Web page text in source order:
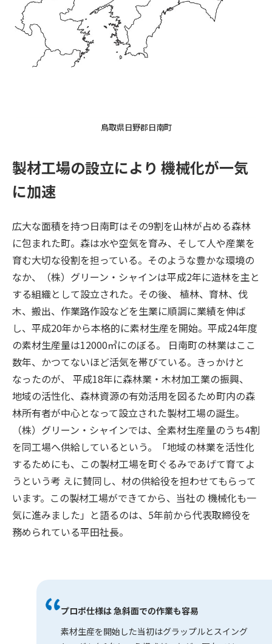
製材工場の設立により 機械化が一気
に加速
広大な面積を持つ日南町はその9割を山林が占める森林
に包まれた町。森は水や空気を育み、そして人や産業を
育む大切な役割を担っている。そのような豊かな環境の
なか、（株）グリーン・シャインは平成2年に造林を主と
する組織として設立された。その後、 植林、育林、伐
木、搬出、作業路作設などを生業に順調に業績を伸ば
し、平成20年から本格的に素材生産を開始。平成24年度
の素材生産量は12000㎥にのぼる。 日南町の林業はここ
数年、かつてないほど活気を帯びている。きっかけと
なったのが、 平成18年に森林業・木材加工業の振興、
地域の活性化、森林資源の有効活用を図るため町内の森
林所有者が中心となって設立された製材工場の誕生。
（株）グリーン・シャインでは、全素材生産量のうち4割
を同工場へ供給しているという。「地域の林業を活性化
するためにも、この製材工場を町ぐるみであげて育てよ
うという考 えに賛同し、材の供給役を担わせてもらって
います。この製材工場ができてから、当社の 機械化も一
気に進みました」と語るのは、5年前から代表取締役を
務められている平田社長。
鳥取県日野郡日南町
プロポ仕様は 急斜面での作業も容易
素材生産を開始した当初はグラップルとスイング